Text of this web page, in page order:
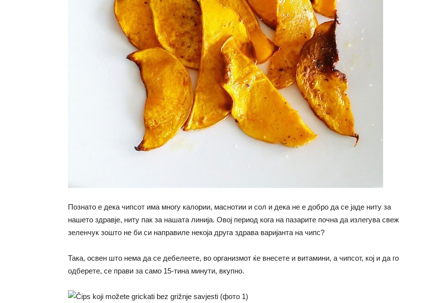
Познато е дека чипсот има многу калории, маснотии и сол и дека не е добро да се јаде ниту за
нашето здравје, ниту пак за нашата линија. Овој период кога на пазарите почна да излегува свеж
зеленчук зошто не би си направиле некоја друга здрава варијанта на чипс?
Така, освен што нема да се дебелеете, во организмот ќе внесете и витамини, а чипсот, кој и да го
одберете, се прави за само 15-тина минути, вкупно.